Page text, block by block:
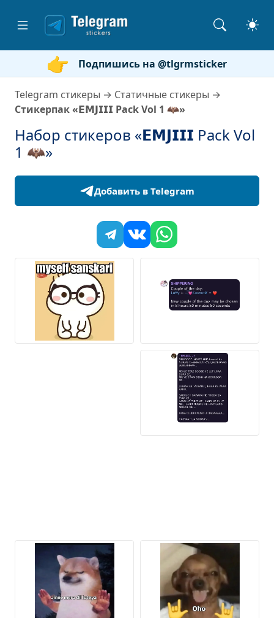
Подпишись на @tlgrmsticker
Telegram стикеры → Статичные стикеры →
Стикерпак «𝗘𝗠𝗝𝗜𝗜𝗜 Pack Vol 1 🦇»
Набор стикеров «𝗘𝗠𝗝𝗜𝗜𝗜 Pack Vol
1 🦇»
Добавить в Telegram